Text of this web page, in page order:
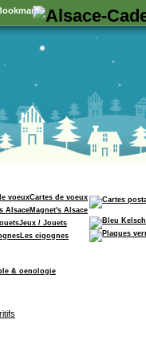
Cartes de voeux
Magnet's Alsace
Jeux / Jouets
Les cigognes
& oenologie